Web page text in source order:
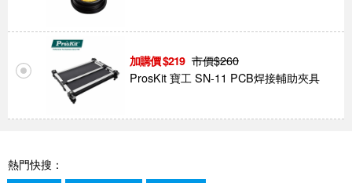
219 市價$260
ProsKit 寶工 SN-11 PCB焊接輔助夾具
熱門快搜：